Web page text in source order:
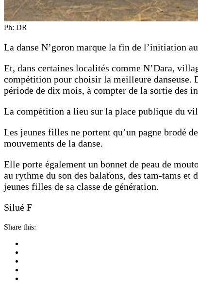
Ph: DR
La danse N’goron marque la fin de l’initiation
Et, dans certaines localités comme N’Dara,
compétition pour choisir la meilleure danseuse.
période de dix mois, à compter de la sortie des
La compétition a lieu sur la place publique du
Les jeunes filles ne portent qu’un pagne brodé
mouvements de la danse.
Elle porte également un bonnet de peau de
au rythme du son des balafons, des tam-tams et
jeunes filles de sa classe de génération.
Silué F
Share this: